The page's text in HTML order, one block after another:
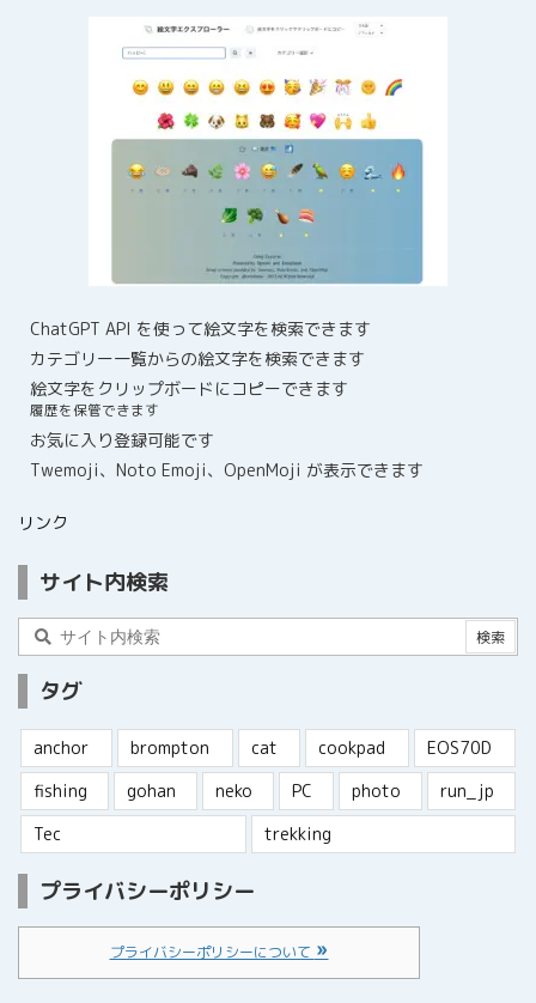
ChatGPT API を使って絵文字を検索できます
カテゴリー一覧からの絵文字を検索できます
絵文字をクリップボードにコピーできます
履歴を保管できます
お気に入り登録可能です
Twemoji、Noto Emoji、OpenMoji が表示できます
リンク
サイト内検索
タグ
anchor brompton cat cookpad
EOS70D
fishing
gohan neko PC photo
run_jp
Tec
trekking
プライバシーポリシー
プライバシーポリシーについて